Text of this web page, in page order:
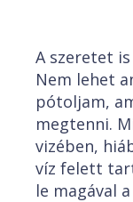
A szeretet
Nem lehet
pótoljam,
megtenni.
vizében,
víz felett
le magával